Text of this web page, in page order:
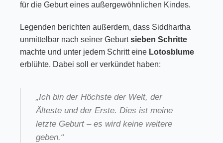
für die Geburt eines außergewöhnlichen Kindes.
Legenden berichten außerdem, dass Siddhartha
unmittelbar nach seiner Geburtsieben Schritte
machte und unter jedem Schritt eine Lotosblume
erblühte. Dabei soll er verkündet haben:
„Ich bin der Höchste der Welt, der
Älteste und der Erste. Dies ist meine
letzte Geburt – es wird keine weitere
geben.“